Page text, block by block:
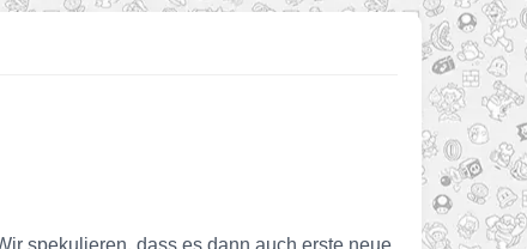
spekulieren, dass es dann auch erste neue